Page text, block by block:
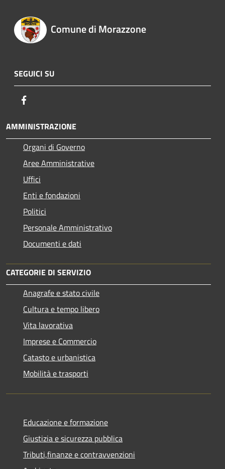
Comune di Morazzone
SEGUICI SU
AMMINISTRAZIONE
Organi di Governo
Aree Amministrative
Uffici
Enti e fondazioni
Politici
Personale Amministrativo
Documenti e dati
CATEGORIE DI SERVIZIO
Anagrafe e stato civile
Cultura e tempo libero
Vita lavorativa
Imprese e Commercio
Catasto e urbanistica
Mobilità e trasporti
Educazione e formazione
Giustizia e sicurezza pubblica
Tributi,finanze e contravvenzioni